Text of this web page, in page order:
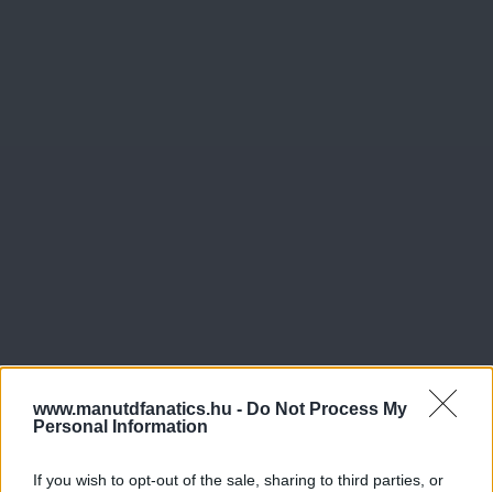
www.manutdfanatics.hu - Do Not Process My
Personal Information
If you wish to opt-out of the sale, sharing to third parties, or